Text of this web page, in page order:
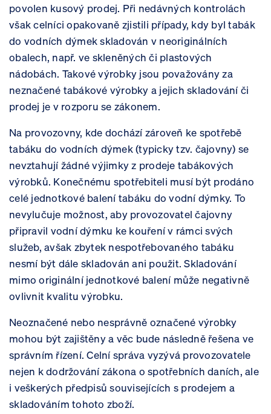
povolen kusový prodej. Při nedávných kontrolách
však celníci opakovaně zjistili případy, kdy byl tabák
do vodních dýmek skladován v neoriginálních
obalech, např. ve skleněných či plastových
nádobách. Takové výrobky jsou považovány za
neznačené tabákové výrobky a jejich skladování či
prodej je v rozporu se zákonem.
Na provozovny, kde dochází zároveň ke spotřebě
tabáku do vodních dýmek (typicky tzv. čajovny) se
nevztahují žádné výjimky z prodeje tabákových
výrobků. Konečnému spotřebiteli musí být prodáno
celé jednotkové balení tabáku do vodní dýmky. To
nevylučuje možnost, aby provozovatel čajovny
připravil vodní dýmku ke kouření v rámci svých
služeb, avšak zbytek nespotřebovaného tabáku
nesmí být dále skladován ani použit. Skladování
mimo originální jednotkové balení může negativně
ovlivnit kvalitu výrobku.
Neoznačené nebo nesprávně označené výrobky
mohou být zajištěny a věc bude následně řešena ve
správním řízení. Celní správa vyzývá provozovatele
nejen k dodržování zákona o spotřebních daních, ale
i veškerých předpisů souvisejících s prodejem a
skladováním tohoto zboží.